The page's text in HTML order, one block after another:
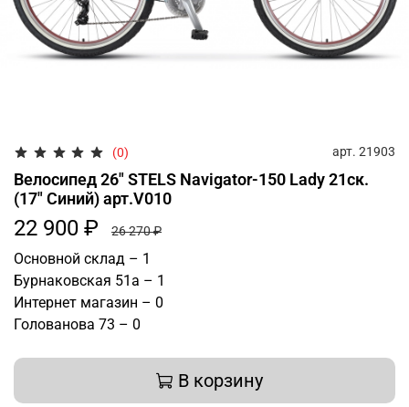
(0) арт. 21903
Велосипед 26" STELS Navigator-150 Lady 21ск.
(17" Синий) арт.V010
22 900 ₽ 26 270 ₽
Основной склад – 1
Бурнаковская 51а – 1
Интернет магазин – 0
Голованова 73 – 0
В корзину